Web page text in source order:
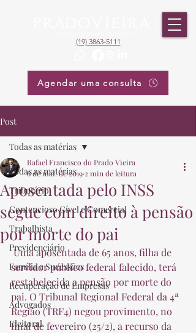
(19) 3863-5111
Agendar uma consulta
Post
Todas as matérias
Tributário
Contencioso Cível e Comercial
Trabalhista
Previdenciário
Família e Sucessões
Recuperação de Empresas
Advogados
Eleitoral
Todas as matérias
Aposentada pelo INSS
segue com direito à pensão
por morte do pai
Rafael Francisco do Prado Vieira
6 de mai. de 2019 2 min de leitura
Uma aposentada de 65 anos, filha de
servidor público federal falecido, terá
restabelecida a pensão por morte do
pai. O Tribunal Regional Federal da 4ª
Região (TRF4) negou provimento, no
final de fevereiro (25/2), a recurso da